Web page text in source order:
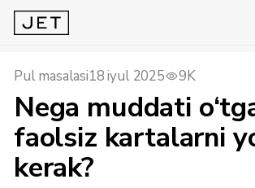
Pul masalasi18 iyul 2025 9K
Nega muddati
faolsiz kartalarni
kerak?